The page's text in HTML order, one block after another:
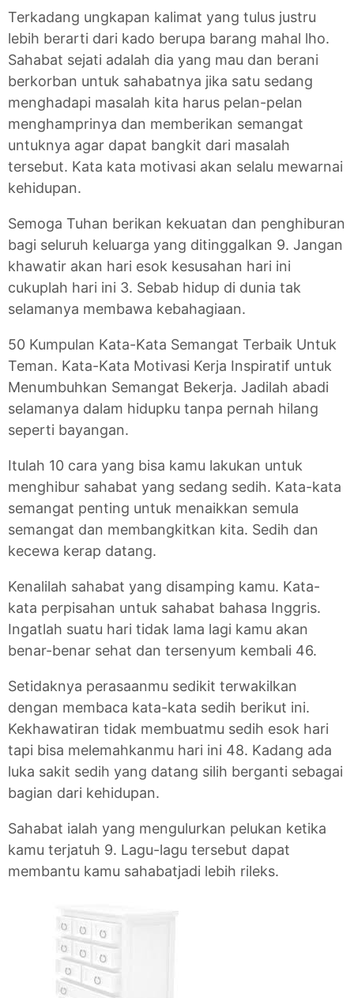
Terkadang ungkapan kalimat yang tulus justru
lebih berarti dari kado berupa barang mahal lho.
Sahabat sejati adalah dia yang mau dan berani
berkorban untuk sahabatnya jika satu sedang
menghadapi masalah kita harus pelan-pelan
menghamprinya dan memberikan semangat
untuknya agar dapat bangkit dari masalah
tersebut. Kata kata motivasi akan selalu mewarnai
kehidupan.
Semoga Tuhan berikan kekuatan dan penghiburan
bagi seluruh keluarga yang ditinggalkan 9. Jangan
khawatir akan hari esok kesusahan hari ini
cukuplah hari ini 3. Sebab hidup di dunia tak
selamanya membawa kebahagiaan.
50 Kumpulan Kata-Kata Semangat Terbaik Untuk
Teman. Kata-Kata Motivasi Kerja Inspiratif untuk
Menumbuhkan Semangat Bekerja. Jadilah abadi
selamanya dalam hidupku tanpa pernah hilang
seperti bayangan.
Itulah 10 cara yang bisa kamu lakukan untuk
menghibur sahabat yang sedang sedih. Kata-kata
semangat penting untuk menaikkan semula
semangat dan membangkitkan kita. Sedih dan
kecewa kerap datang.
Kenalilah sahabat yang disamping kamu. Kata-
kata perpisahan untuk sahabat bahasa Inggris.
Ingatlah suatu hari tidak lama lagi kamu akan
benar-benar sehat dan tersenyum kembali 46.
Setidaknya perasaanmu sedikit terwakilkan
dengan membaca kata-kata sedih berikut ini.
Kekhawatiran tidak membuatmu sedih esok hari
tapi bisa melemahkanmu hari ini 48. Kadang ada
luka sakit sedih yang datang silih berganti sebagai
bagian dari kehidupan.
Sahabat ialah yang mengulurkan pelukan ketika
kamu terjatuh 9. Lagu-lagu tersebut dapat
membantu kamu sahabatjadi lebih rileks.